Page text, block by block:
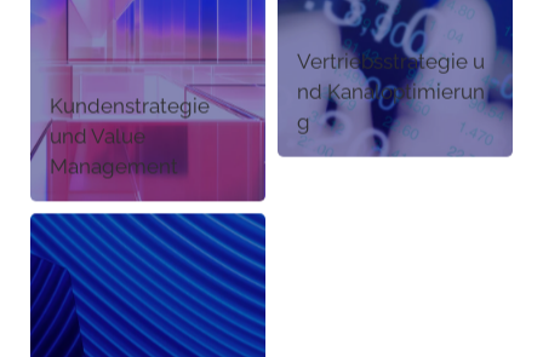
Kundenstrategie
und Value
Management
Vertriebsstrategie u
nd Kanaloptimierun
g